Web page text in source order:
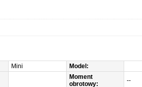
Mini
Model:
Moment
obrotowy:
--